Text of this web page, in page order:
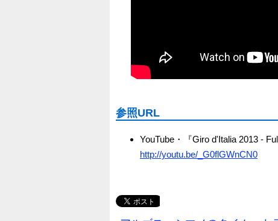
参照URL
YouTube・『Giro d'Italia 2013 -
http://youtu.be/_G0flGWnCN0